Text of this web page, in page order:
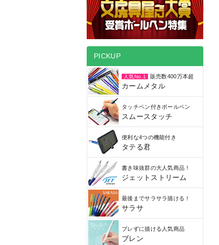
PICKUP
人気No.1 販売数400万本超
カームメタル
タッチペン付きボールペン
スムースタッチ
便利な4つの機能付き
タテる君
書き味抜群の大人気商品！
ジェットストリーム
最後までサラサラ描ける！
サラサ
ブレずに描ける人気商品
ブレン